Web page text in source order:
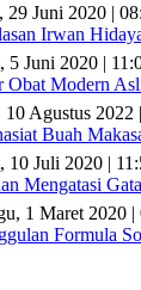
29 Juni 2020 |
Irwan
5 Juni 2020 |
Obat Modern
10 Agustus 2022
Buah
10 Juli 2020 |
Mengatasi
1 Maret 2020 |
Formula